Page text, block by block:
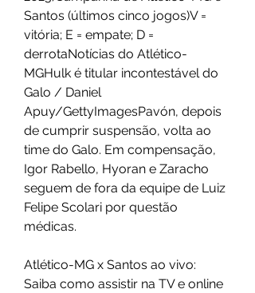
Santos (últimos cinco jogos)V =
vitória; E = empate; D =
derrotaNotícias do Atlético-
MGHulk é titular incontestável do
Galo / Daniel
Apuy/GettyImagesPavón, depois
de cumprir suspensão, volta ao
time do Galo. Em compensação,
Igor Rabello, Hyoran e Zaracho
seguem de fora da equipe de Luiz
Felipe Scolari por questão
médicas.
Atlético-MG x Santos ao vivo:
Saiba como assistir na TV e online